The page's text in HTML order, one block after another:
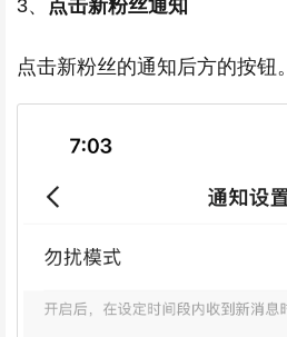
3、 点击新粉丝通知
点击新粉丝的通知后方的按钮。